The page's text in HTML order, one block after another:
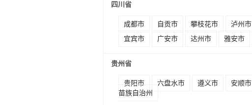
四川省
成都市 自贡市 攀枝花市 泸州市
宜宾市
广安市 达州市 雅安市
贵州省
贵阳市 六盘水市 遵义市 安顺市
苗族自治州